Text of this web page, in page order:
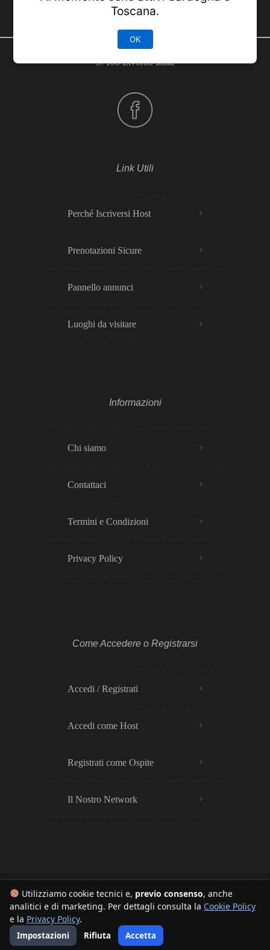
57100 Livorno Italia
Link Utili
Perché Iscriversi Host
Prenotazioni Sicure
Pannello annunci
Luoghi da visitare
Informazioni
Chi siamo
Contattaci
Termini e Condizioni
Privacy Policy​
Come Accedere o Registrarsi
Accedi / Registrati
Accedi come Host
Registrati come Ospite
Il Nostro Network
© 2025 – BNB Europe™ è un sistema con plugin proprietari. Tutti i diritti sono riservati.
I contenuti sono tutelati da copyright e marca temporale, è vietata la copia o distribuzione non
autorizzata. Realizzato da Fibonacci Web– P.IVA: 02045600497
Toscana.
OK
Utilizziamo cookie tecnici e, previo consenso, anche
analitici e di marketing. Per dettagli consulta la Cookie Policy
e la Privacy Policy.
Impostazioni Rifiuta Accetta